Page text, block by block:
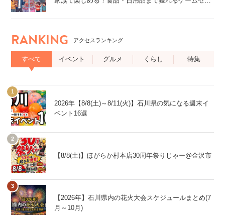
RANKING アクセスランキング
すべて イベント グルメ くらし 特集
2026年【8/8(土)～8/11(火)】石川県の気になる週末イ
ベント16選
【8/8(土)】ほがらか村本店30周年祭りじゃー@金沢市
【2026年】石川県内の花火大会スケジュールまとめ(7
月～10月)